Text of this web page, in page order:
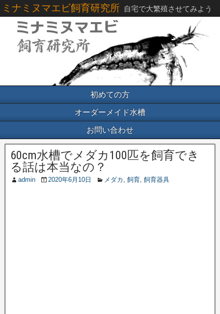
ミナミヌマエビ飼育研究所 自宅で大繁殖させてみよう
初めての方
オーダーメイド水槽
お問い合わせ
60cm水槽でメダカ100匹を飼育でき
る話は本当なの？
admin 2020年6月10日 メダカ , 飼育, 飼育器具